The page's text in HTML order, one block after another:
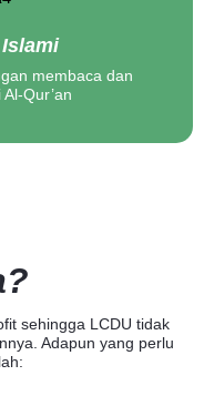
membaca dan
Qur’an
sehingga LCDU tidak
Adapun yang perlu